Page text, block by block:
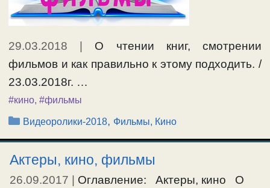
29.03.2018 | О чтении книг, смотрении
фильмов и как правильно к этому подходить. /
23.03.2018г. …
#кино, #фильмы
Рубрики
Видеоролики-2018, Фильмы, Кино
Актеры, кино, фильмы
26.09.2017
Оглавление: Актеры, кино О